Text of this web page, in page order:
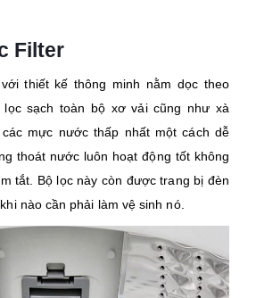
Filter
thiết kế thông minh nằm dọc theo
lọc sạch toàn bộ xơ vải cũng như xà
mực nước thấp nhất một cách dễ
thoát nước luôn hoạt động tốt không
tắt. Bộ lọc này còn được trang bị đèn
nào cần phải làm vệ sinh nó.